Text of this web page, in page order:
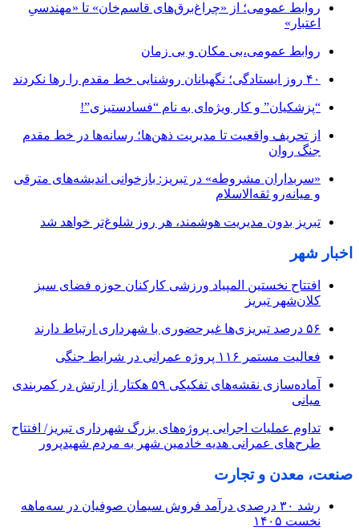
روابط عمومی؛ از «چراغ‌برق‌های قاسم‌خان» تا «مهندسیِ
اعتبار»
روابط عمومی،بی مکان و بی زمان
۴۰ روز ایستادگی؛ نگهبانان روشنایی خط مقدم را رها نکردند
“پزشکیان” و کار ویژه‌ای به نام “فسادستیزی”!
از تحریف واقعیت تا مدیریت ذهن‌ها؛ رسانه‌ها در خط مقدم
جنگ روان
«سربداران مشروطه» در تبریز: بازخوانی اندیشه‌های مترقی
و میانه‌رو ثقه‌الاسلام
تبریز بدون مدیریت هوشمند، هر روز شلوغ‌تر خواهد شد
اخبار شهر
افتتاح نخستین المپیاد ورزشی کارکنان حوزه فضای سبز
کلان‌شهر تبریز
۵۶ درصد تبریزی‌ها غیرحضوری با شهرداری ارتباط دارند
فعالیت مستمر ۱۱۶ پروژه عمرانی در شرایط جنگی
آماده‌سازی نقشه‌های تفکیکی ۵۹ هکتار از ارتش در کمربندی
میانی
تداوم عملیات اجرایی پروژه‌های بزرگ شهرداری تبریز/ افتتاح
طرح‌های عمرانی هدیه خادمین شهر به مردم شهیدپرور
صنعت، معدن و تجارت
رشد ۳۰ درصدی درآمد فروش سیمان صوفیان در سه‌ماهه
نخست ۱۴۰۵